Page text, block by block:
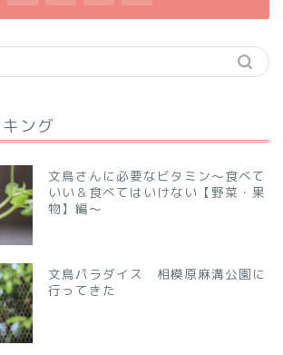
ング
文鳥さんに必要なビタミン～食べて
いい＆食べてはいけない【野菜・果
物】編～
文鳥パラダイス 相模原麻溝公園に
行ってきた